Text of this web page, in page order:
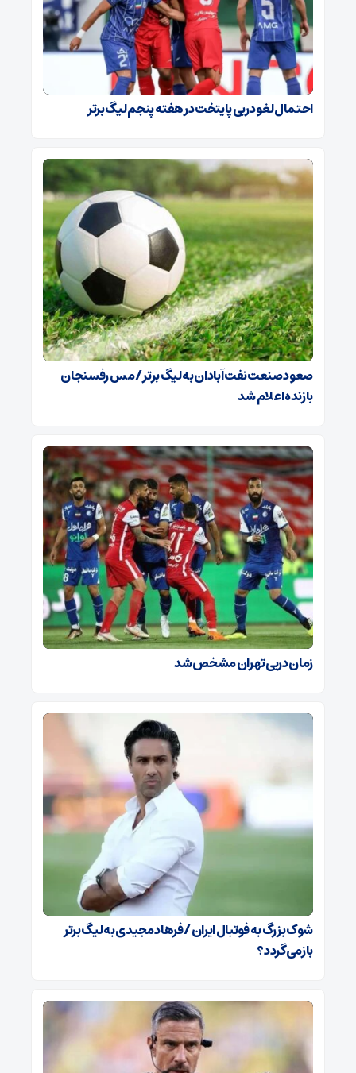
احتمال لغو دربی پایتخت در هفته پنجم لیگ برتر
صعود صنعت نفت آبادان به لیگ برتر / مس رفسنجان
بازنده اعلام شد
زمان دربی تهران مشخص شد
شوک بزرگ به فوتبال ایران / فرهاد مجیدی به لیگ برتر
بازمی‌گردد؟